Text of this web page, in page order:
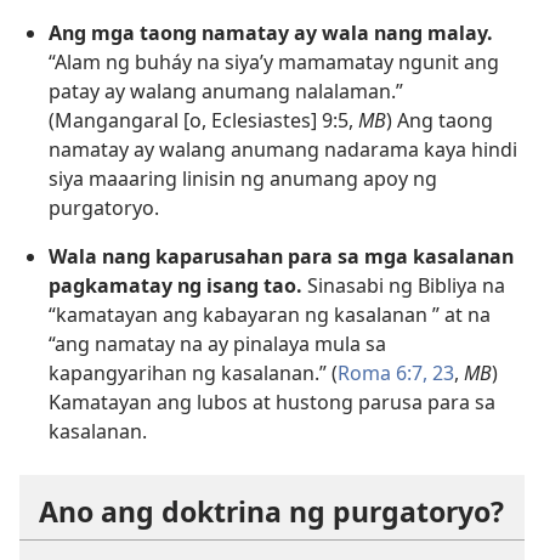
Ang mga taong namatay ay wala nang malay.
“Alam ng buháy na siya’y mamamatay ngunit ang
patay ay walang anumang nalalaman.”
(Mangangaral [o, Eclesiastes] 9:5, MB) Ang taong
namatay ay walang anumang nadarama kaya hindi
siya maaaring linisin ng anumang apoy ng
purgatoryo.
Wala nang kaparusahan para sa mga kasalanan
pagkamatay ng isang tao. Sinasabi ng Bibliya na
“kamatayan ang kabayaran ng kasalanan ” at na
“ang namatay na ay pinalaya mula sa
kapangyarihan ng kasalanan.” (Roma 6:7, 23, MB)
Kamatayan ang lubos at hustong parusa para sa
kasalanan.
Ano ang doktrina ng purgatoryo?